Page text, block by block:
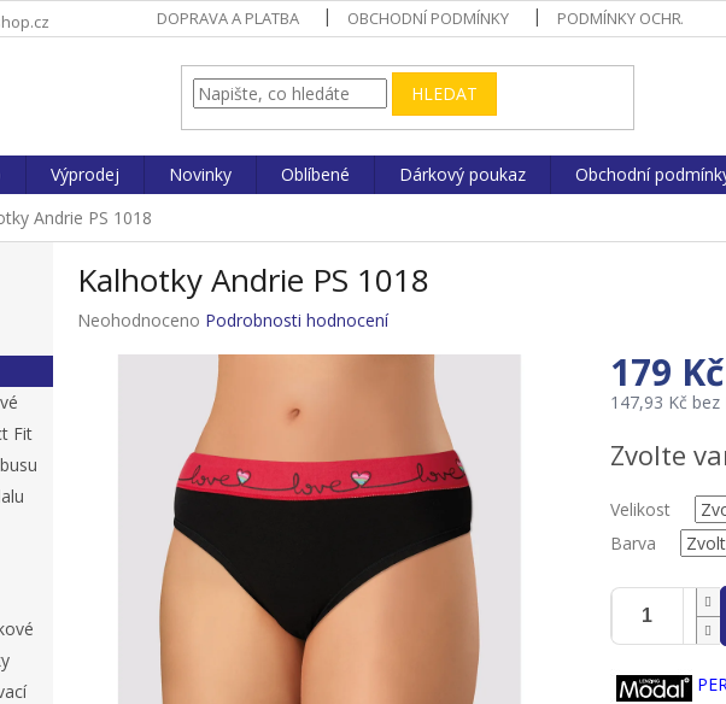
DOPRAVA A PLATBA OBCHODNÍ PODMÍNKY PODMÍNKY OCHRANY
HLEDAT
Výprodej Novinky Oblíbené Dárkový poukaz Obchodní
Andrie PS 1018
Fit
Kalhotky Andrie PS 1018
Průměrné
Neohodnoceno Podrobnosti hodnocení
179 Kč
147,93 Kč bez
cena:
Zvolte
Velikost
Barva